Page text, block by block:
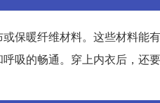
保暖纤维材料。这些材料能
吸的畅通。穿上内衣后，还